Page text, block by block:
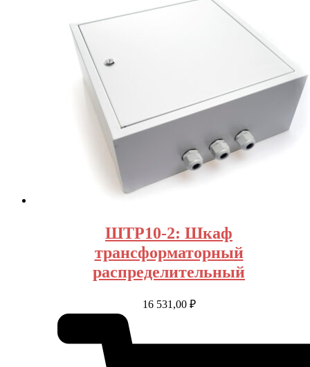
ШТР10-2: Шкаф
трансформаторный
распределительный
16 531,00 ₽